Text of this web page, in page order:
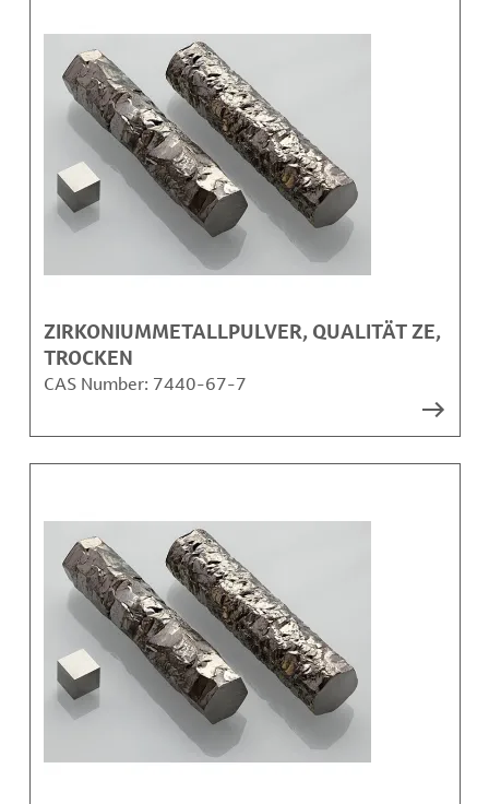
ZIRKONIUMMETALLPULVER, QUALITÄT ZE,
TROCKEN
CAS Number: 7440-67-7